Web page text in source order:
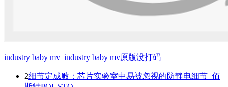
industry baby mv_industry baby mv原版没打码
2细节定成败：芯片实验室中易被忽视的防静电细节_佰